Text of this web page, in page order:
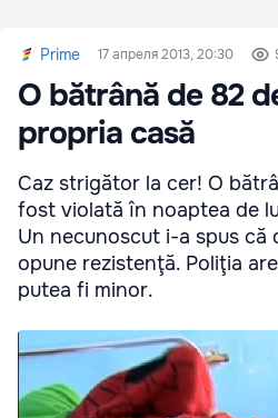
Prime 17 апреля 2013, 20:30
O bătrână de 82
propria casă
Caz strigător la cer! O
fost violată în noaptea de
Un necunoscut i-a spus că
opune rezistenţă. Poliţia
putea fi minor.